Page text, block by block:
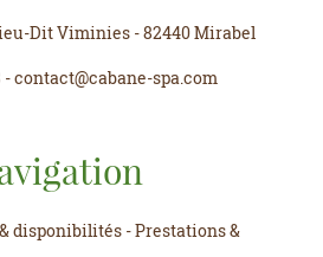
Dit Viminies -82440 Mirabel
-contact@cabane-spa.com
disponibilités -Prestations &